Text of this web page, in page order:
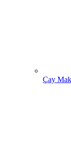
Çay